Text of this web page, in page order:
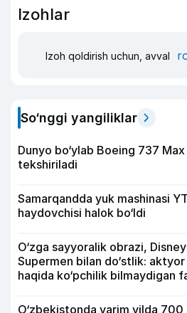
Izohlar
Izoh qoldirish uchun, avval
So‘nggi yangiliklar
Dunyo bo‘ylab Boeing 737
tekshiriladi
Samarqandda yuk mashinasi
haydovchisi halok bo‘ldi
O‘zga sayyoralik obrazi,
Supermen bilan do‘stlik:
haqida ko‘pchilik bilmaydigan
O‘zbekistonda yarim yilda